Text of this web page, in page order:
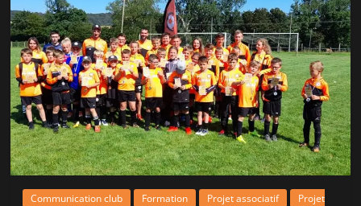
Communication club Formation Projet associatif
Projet